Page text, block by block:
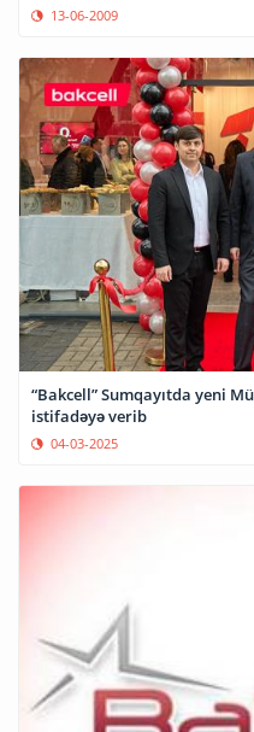
13-06-2009
“Bakcell” Sumqayıtda yeni
istifadəyə verib
04-03-2025